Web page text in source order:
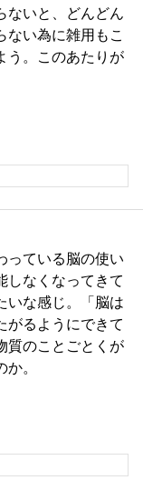
ないと、どんどん
ない為に雑用もこ
う。このあたりが
っている脳の使い
しなくなってきて
いな感じ。「脳は
がるようにできて
質のことごとくが
。